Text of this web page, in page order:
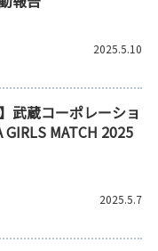
2025.5.10
武蔵コーポレーショ
MATCH 2025
2025.5.7